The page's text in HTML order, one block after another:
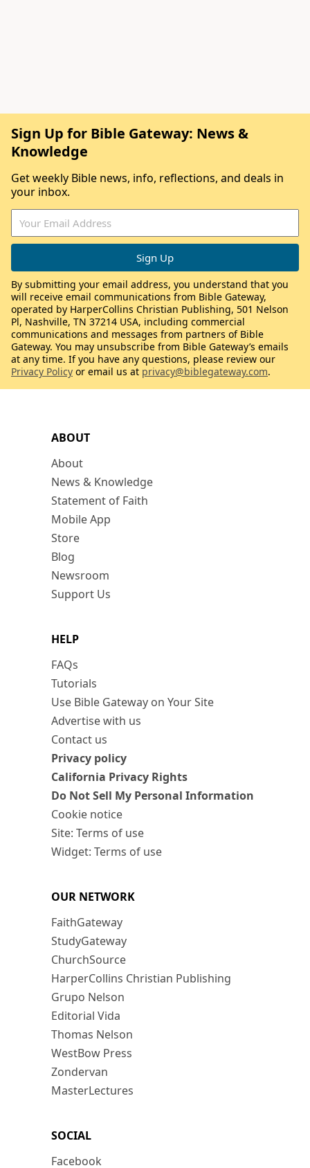
ABOUT
About
News & Knowledge
Statement of Faith
Mobile App
Store
Blog
Newsroom
Support Us
HELP
FAQs
Tutorials
Use Bible Gateway on Your Site
Advertise with us
Contact us
Privacy policy
California Privacy Rights
Do Not Sell My Personal Information
Cookie notice
Site: Terms of use
Widget: Terms of use
OUR NETWORK
FaithGateway
StudyGateway
ChurchSource
HarperCollins Christian Publishing
Grupo Nelson
Editorial Vida
Thomas Nelson
WestBow Press
Zondervan
MasterLectures
SOCIAL
Facebook
Sign Up for Bible Gateway: News &
Knowledge
Get weekly Bible news, info, reflections, and deals in
your inbox.
By submitting your email address, you understand that you
will receive email communications from Bible Gateway,
operated by HarperCollins Christian Publishing, 501 Nelson
Pl, Nashville, TN 37214 USA, including commercial
communications and messages from partners of Bible
Gateway. You may unsubscribe from Bible Gateway’s emails
at any time. If you have any questions, please review our
Privacy Policy or email us at privacy@biblegateway.com.